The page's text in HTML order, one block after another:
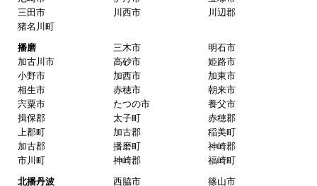
三田市
川西市
川辺郡
猪名川町
播磨
三木市
明石市
加古川市
高砂市
姫路市
小野市
加西市
加東市
相生市
赤穂市
朝来市
宍粟市
たつの市
養父市
揖保郡
太子町
赤穂郡
上郡町
加古郡
稲美町
加古郡
播磨町
神崎郡
市川町
神崎郡
福崎町
北播丹波
西脇市
篠山市